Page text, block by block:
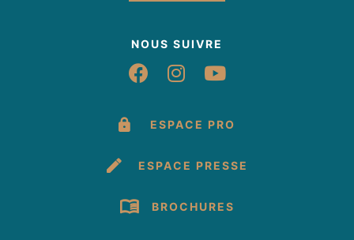
NOUS SUIVRE
Suivez-nous sur
Suivez-nous sur
Suivez-nous
ESPACE PRO
ESPACE PRESSE
BROCHURES